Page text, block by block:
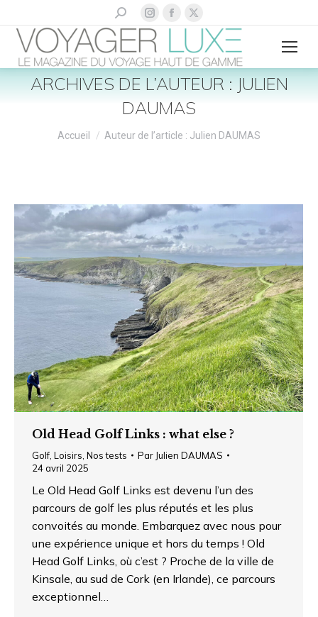
Recherche
page
Instagram
s'ouvre
dans
une
fenêtre
page
Facebook
s'ouvre
dans
une
fenêtre
page
X
s'ouvre
dans
fenêtre
ARCHIVES DE L’AUTEUR :JULIEN
DAUMAS
Vous êtes ici :
Accueil Auteur de l’article : Julien DAUMAS
Old Head Golf Links : what else ?
Golf Loisirs Nos tests Par Julien DAUMAS
24 avril 2025
Le Old Head Golf Links est devenu l’un des
parcours de golf les plus réputés et les plus
convoités au monde. Embarquez avec nous pour
une expérience unique et hors du temps ! Old
Head Golf Links, où c’est ? Proche de la ville de
Kinsale, au sud de Cork (en Irlande), ce parcours
exceptionnel…